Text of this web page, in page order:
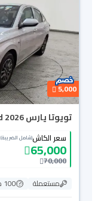
5,000
تويوتا يارس Y Limited 2026
سعر الكاش(شامل الضريبة)
65,000
70,000
مستعملة
100 كم